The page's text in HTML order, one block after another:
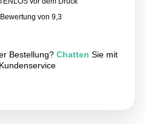
von 9,3
Bestellung? Chatten Sie mit